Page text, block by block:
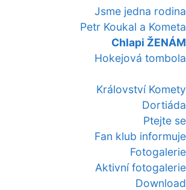
Jsme jedna rodina
Petr Koukal a Kometa
Chlapi ŽENÁM
Hokejová tombola
Království Komety
Dortiáda
Ptejte se
Fan klub informuje
Fotogalerie
Aktivní fotogalerie
Download